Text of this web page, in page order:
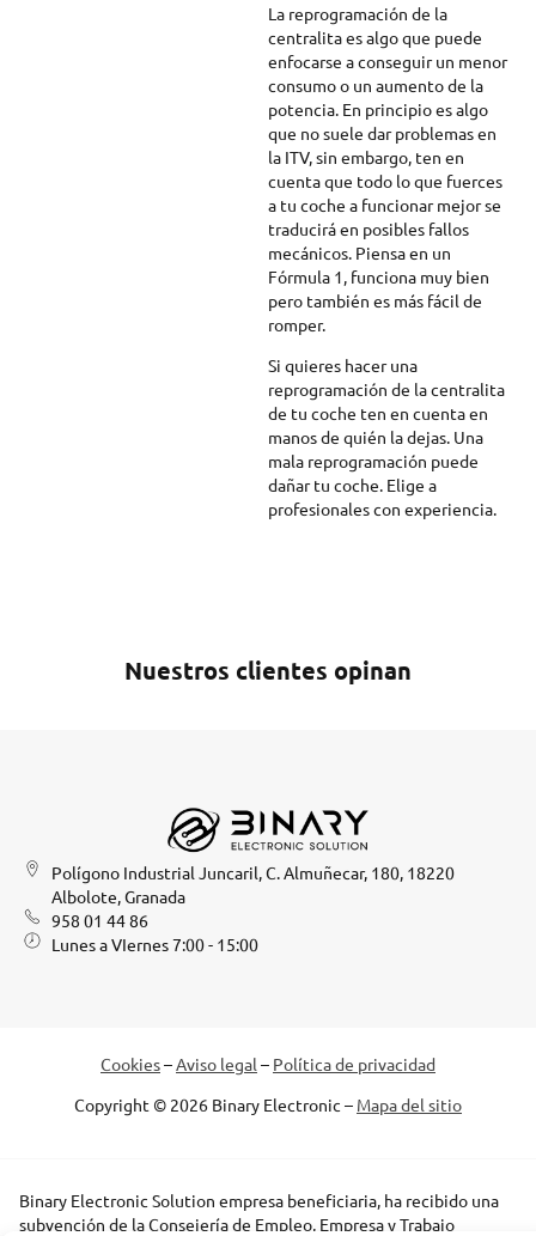
La reprogramación de la
centralita es algo que puede
enfocarse a conseguir un menor
consumo o un aumento de la
potencia. En principio es algo
que no suele dar problemas en
la ITV, sin embargo, ten en
cuenta que todo lo que fuerces
a tu coche a funcionar mejor se
traducirá en posibles fallos
mecánicos. Piensa en un
Fórmula 1, funciona muy bien
pero también es más fácil de
romper.
Si quieres hacer una
reprogramación de la centralita
de tu coche ten en cuenta en
manos de quién la dejas. Una
mala reprogramación puede
dañar tu coche. Elige a
profesionales con experiencia.
Nuestros clientes opinan
Polígono Industrial Juncaril, C. Almuñecar, 180, 18220
Albolote, Granada
958 01 44 86
Lunes a VIernes 7:00 - 15:00
Cookies–Aviso legal – Política de privacidad
Copyright © 2026 Binary Electronic – Mapa del sitio
Binary Electronic Solution empresa beneficiaria, ha recibido una
subvención de la Consejería de Empleo, Empresa y Trabajo